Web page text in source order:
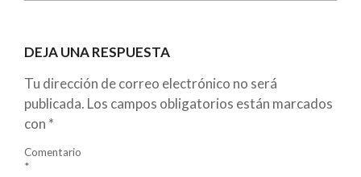
DEJA UNA RESPUESTA
Tu dirección de correo electrónico no será
publicada. Los campos obligatorios están marcados
con *
Comentario
*